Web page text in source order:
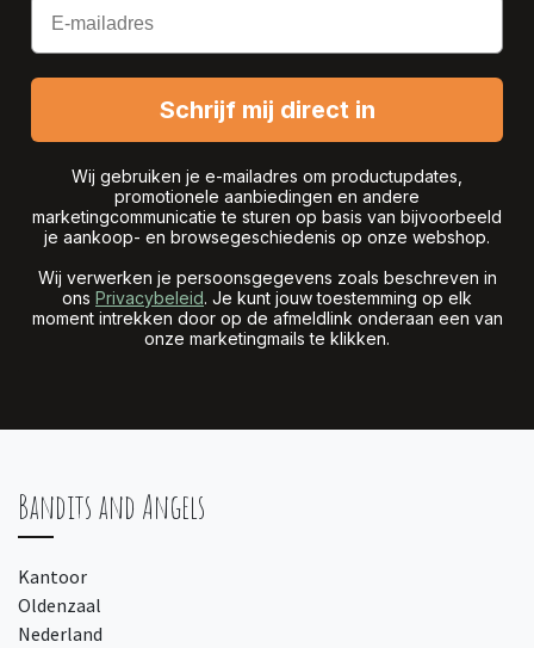
Schrijf mij direct in
Wij gebruiken je e-mailadres om productupdates,
promotionele aanbiedingen en andere
marketingcommunicatie te sturen op basis van bijvoorbeeld
je aankoop- en browsegeschiedenis op onze webshop.
Wij verwerken je persoonsgegevens zoals beschreven in
ons Privacybeleid. Je kunt jouw toestemming op elk
moment intrekken door op de afmeldlink onderaan een van
onze marketingmails te klikken.
Bandits and Angels
Kantoor
Oldenzaal
Nederland